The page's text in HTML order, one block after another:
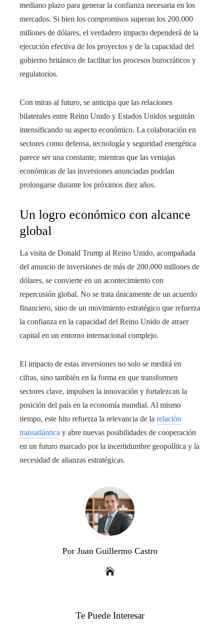
mediano plazo para generar la confianza necesaria en los
mercados. Si bien los compromisos superan los 200.000
millones de dólares, el verdadero impacto dependerá de la
ejecución efectiva de los proyectos y de la capacidad del
gobierno británico de facilitar los procesos burocráticos y
regulatorios.
Con miras al futuro, se anticipa que las relaciones
bilaterales entre Reino Unido y Estados Unidos seguirán
intensificando su aspecto económico. La colaboración en
sectores como defensa, tecnología y seguridad energética
parece ser una constante, mientras que las ventajas
económicas de las inversiones anunciadas podrían
prolongarse durante los próximos diez años.
Un logro económico con alcance
global
La visita de Donald Trump al Reino Unido, acompañada
del anuncio de inversiones de más de 200.000 millones de
dólares, se convierte en un acontecimiento con
repercusión global. No se trata únicamente de un acuerdo
financiero, sino de un movimiento estratégico que refuerza
la confianza en la capacidad del Reino Unido de atraer
capital en un entorno internacional complejo.
El impacto de estas inversiones no solo se medirá en
cifras, sino también en la forma en que transformen
sectores clave, impulsen la innovación y fortalezcan la
posición del país en la economía mundial. Al mismo
tiempo, este hito refuerza la relevancia de la relación
transatlántica y abre nuevas posibilidades de cooperación
en un futuro marcado por la incertidumbre geopolítica y la
necesidad de alianzas estratégicas.
Por Juan Guillermo Castro
Te Puede Interesar